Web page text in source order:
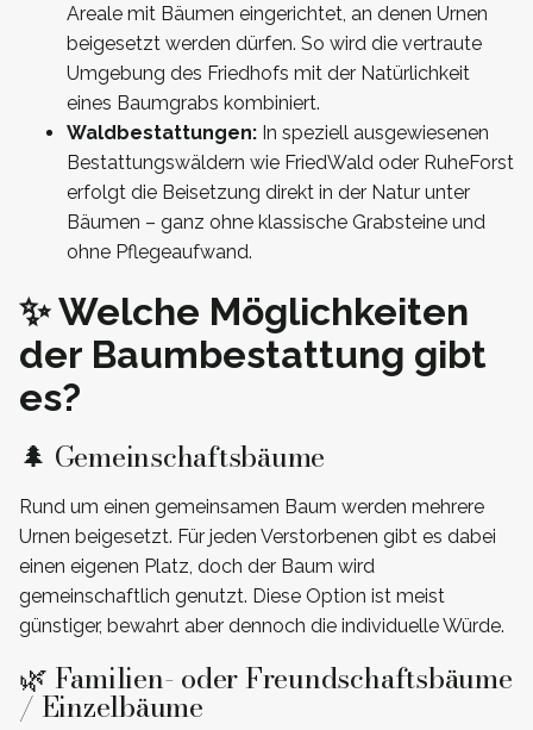
Areale mit Bäumen eingerichtet, an denen Urnen
beigesetzt werden dürfen. So wird die vertraute
Umgebung des Friedhofs mit der Natürlichkeit
eines Baumgrabs kombiniert.
Waldbestattungen: In speziell ausgewiesenen
Bestattungswäldern wie FriedWald oder RuheForst
erfolgt die Beisetzung direkt in der Natur unter
Bäumen – ganz ohne klassische Grabsteine und
ohne Pflegeaufwand.
✨ Welche Möglichkeiten
der Baumbestattung gibt
es?
🌲 Gemeinschaftsbäume
Rund um einen gemeinsamen Baum werden mehrere
Urnen beigesetzt. Für jeden Verstorbenen gibt es dabei
einen eigenen Platz, doch der Baum wird
gemeinschaftlich genutzt. Diese Option ist meist
günstiger, bewahrt aber dennoch die individuelle Würde.
🌿 Familien- oder Freundschaftsbäume
/ Einzelbäume